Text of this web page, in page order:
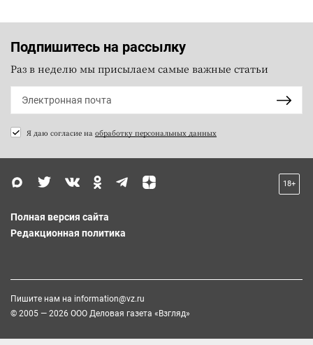
Подпишитесь на рассылку
Раз в неделю мы присылаем самые важные статьи
Я даю согласие на обработку персональных данных
18+
Полная версия сайта
Редакционная политика
Пишите нам на information@vz.ru
© 2005 — 2026 ООО Деловая газета «Взгляд»